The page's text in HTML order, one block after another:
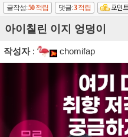
글작성:50적립 댓글:3적립
아이칠린 이지 엉덩이
작성자: chomifap